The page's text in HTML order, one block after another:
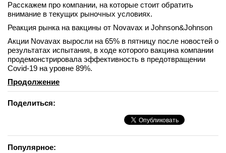
Расскажем про компании, на которые стоит обратить
внимание в текущих рыночных условиях.
Реакция рынка на вакцины от Novavax и Johnson&Johnson
Акции Novavax выросли на 65% в пятницу после новостей о
результатах испытания, в ходе которого вакцина компании
продемонстрировала эффективность в предотвращении
Covid-19 на уровне 89%.
Продолжение
Поделиться:
Популярное: